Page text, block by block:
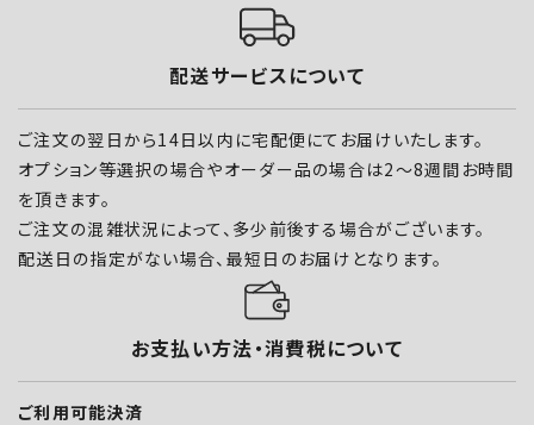
配送サービスについて
ご注文の翌日から14日以内に宅配便にてお届けいたします。
オプション等選択の場合やオーダー品の場合は2～8週間お時間
を頂きます。
ご注文の混雑状況によって、多少前後する場合がございます。
配送日の指定がない場合、最短日のお届けとなります。
お支払い方法・消費税について
ご利用可能決済